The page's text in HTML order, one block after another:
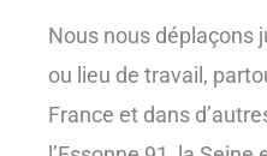
Nous nous déplaçons
ou lieu de travail,
France et dans